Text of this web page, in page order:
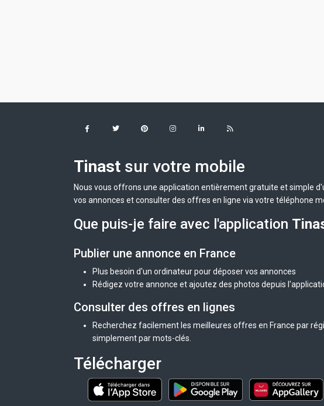
Tinast sur votre mobile
Nous vous offrons une application entièrement gratuite et simple
vos annonces et consulter des offres en ligne via votre téléphone
Que puis-je faire avec l'application
Publier une annonce en France
Plus besoin d'un ordinateur pour déposer vos annonces
Rédigez votre annonce et ajoutez des photos depuis
Consulter des offres en lignes
Recherchez facilement les meilleures offres en France par
simplement par mots-clés.
Télécharger